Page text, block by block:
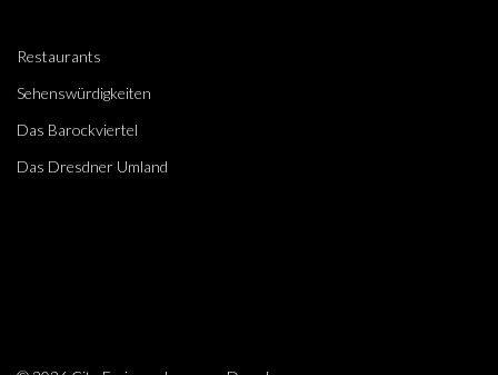
Restaurants
Sehenswürdigkeiten
Das Barockviertel
Das Dresdner Umland